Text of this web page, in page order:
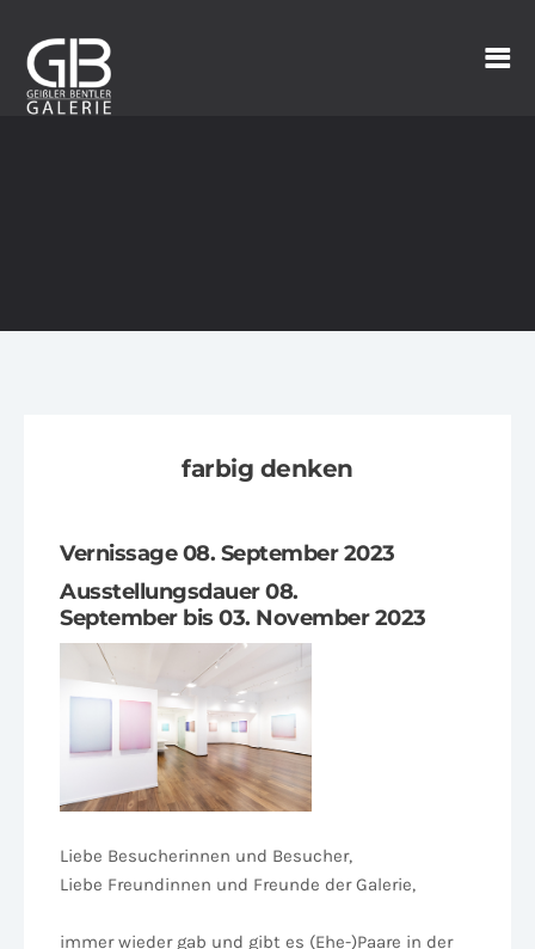
farbig denken
Vernissage 08. September 2023
Ausstellungsdauer 08.
September bis 03. November 2023
Liebe Besucherinnen und Besucher,
Liebe Freundinnen und Freunde der Galerie,
immer wieder gab und gibt es (Ehe-)Paare in der